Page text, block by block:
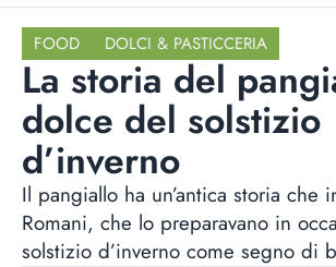
FOOD DOLCI & PASTICCERIA
La storia del
dolce del solstizio
d’inverno
Il pangiallo ha un’antica storia che
Romani, che lo preparavano in
solstizio d’inverno come segno di